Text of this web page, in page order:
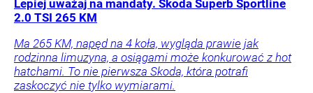
Lepiej uważaj na mandaty. Skoda Superb Sportline
2.0 TSI 265 KM
Ma 265 KM, napęd na 4 koła, wygląda prawie jak
rodzinna limuzyna, a osiągami może konkurować z hot
hatchami. To nie pierwsza Skoda, która potrafi
zaskoczyć nie tylko wymiarami.